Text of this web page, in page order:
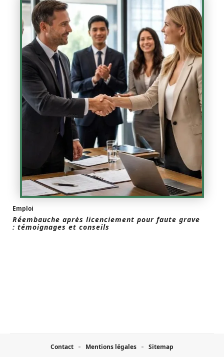
Emploi
Réembauche après licenciement pour faute grave
: témoignages et conseils
Contact Mentions légales Sitemap